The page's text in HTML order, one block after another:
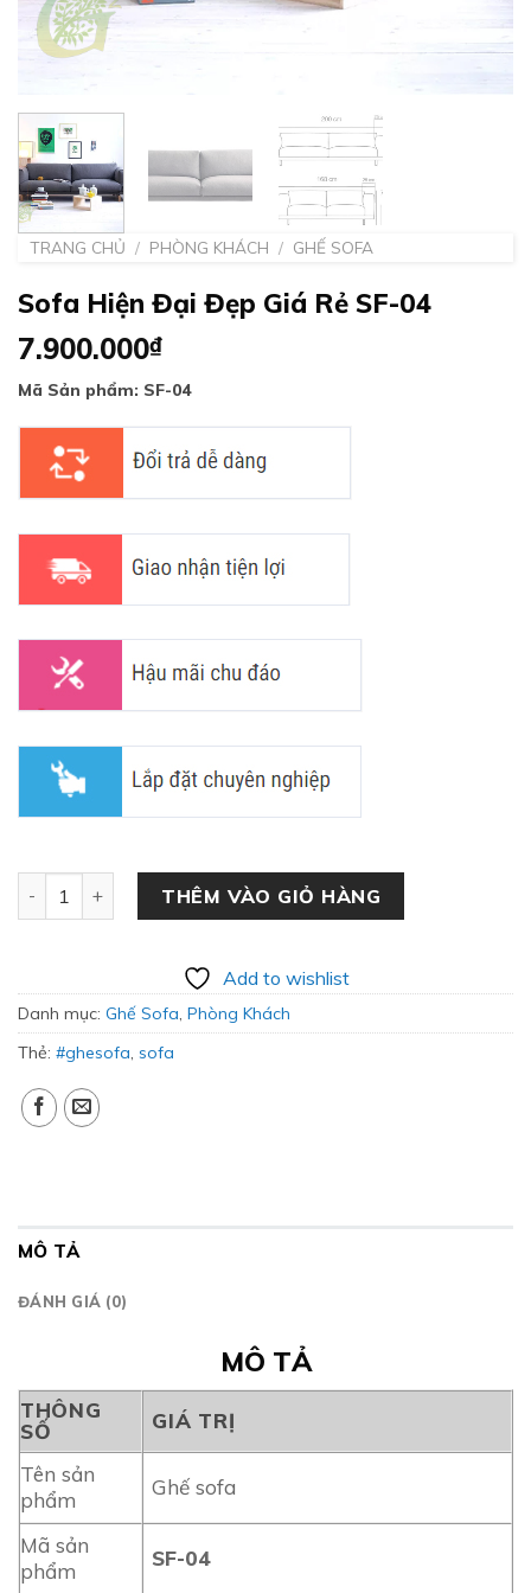
TRANG CHỦ / PHÒNG KHÁCH / GHẾ SOFA
Sofa Hiện Đại Đẹp Giá Rẻ SF-04
7.900.000₫
Mã Sản phẩm: SF-04
Sofa Hiện Đại Đẹp Giá Rẻ SF-04 số lượng
THÊM VÀO GIỎ HÀNG
Add to wishlist
Danh mục: Ghế Sofa, Phòng Khách
Thẻ: #ghesofa, sofa
MÔ TẢ
ĐÁNH GIÁ (0)
MÔ TẢ
THÔNG
SỐ
GIÁ TRỊ
Tên sản
phẩm
Ghế sofa
Mã sản
phẩm
SF-04